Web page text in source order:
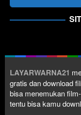
LAYARWARNA21
gratis dan download
bisa menemukan
tentu bisa kamu